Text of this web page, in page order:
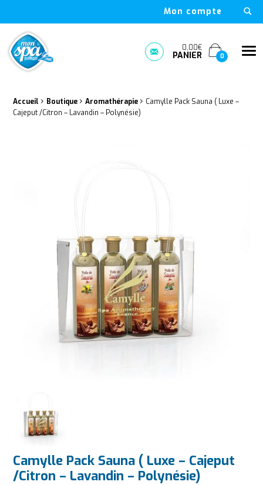
Mon compte
Mon Spa Spa sur-mesure, nage, bulle et boutique en ligne à
Prendre rendez-vous
0,00€
PANIER 0
Fil d'Ariane :
Accueil › Boutique › Aromathérapie › Camylle Pack Sauna ( Luxe –
Cajeput /Citron – Lavandin – Polynésie)
Camylle Pack Sauna ( Luxe – Cajeput
/Citron – Lavandin – Polynésie)